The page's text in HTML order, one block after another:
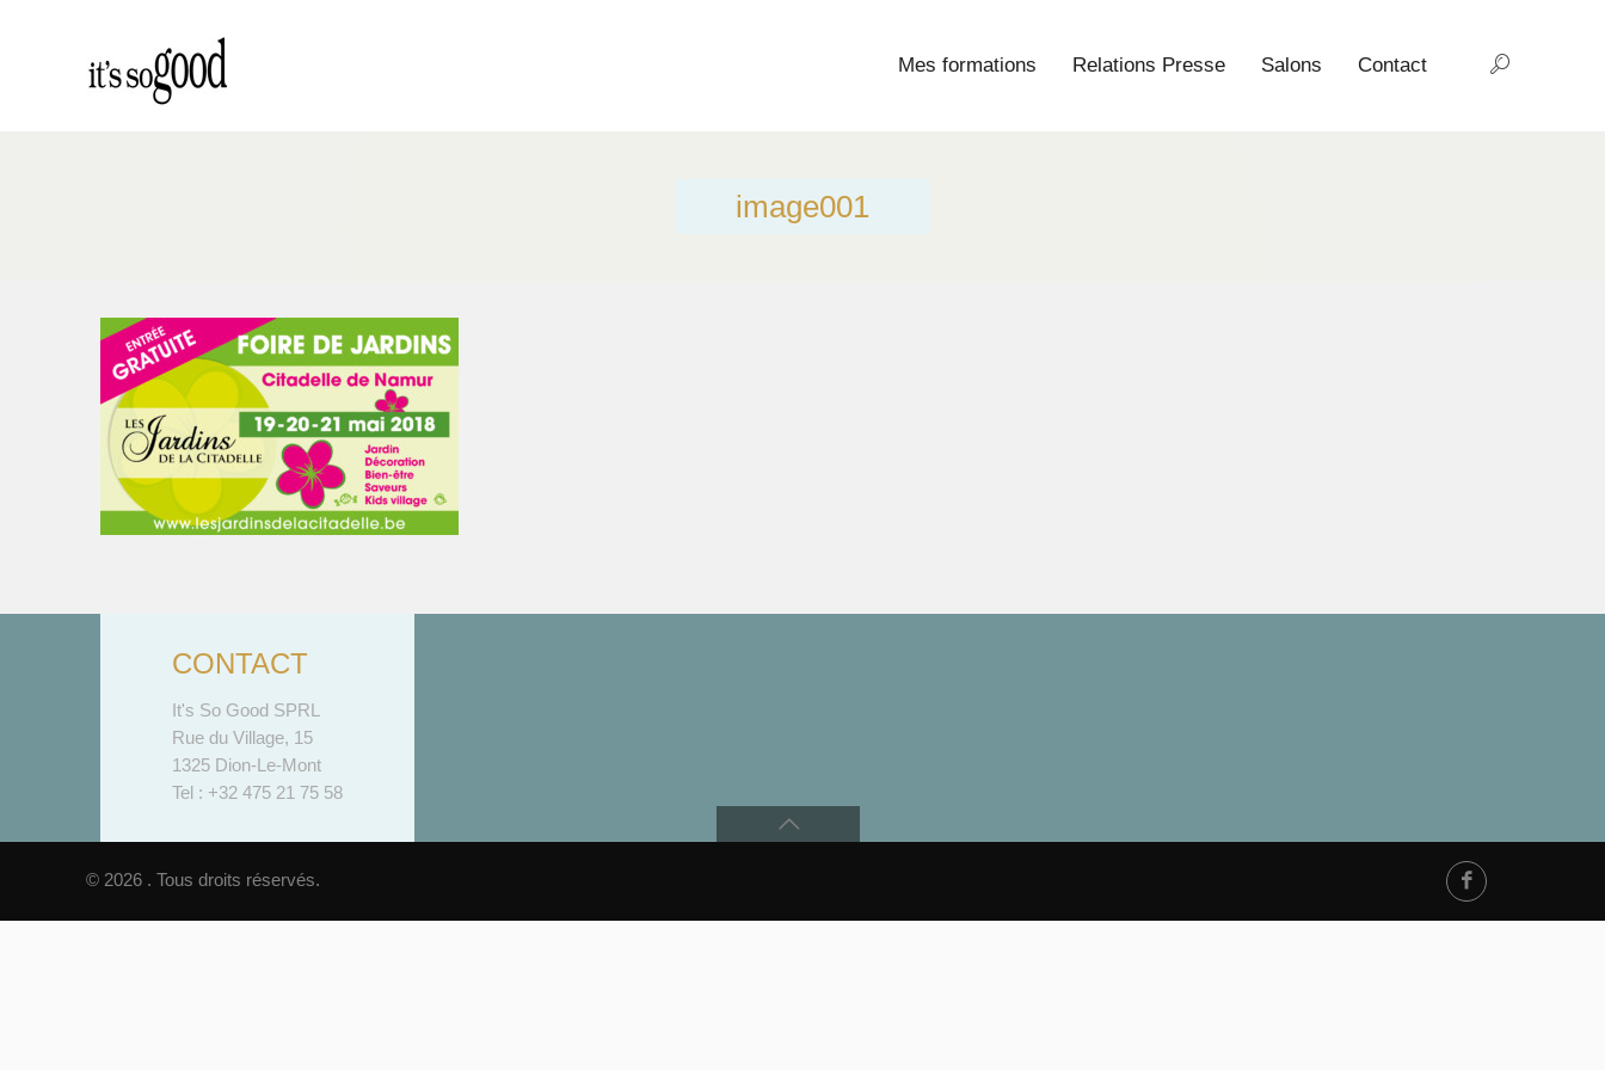
Mes formations Relations Presse Salons Contact
image001
CONTACT
It's So Good SPRL
Rue du Village, 15
1325 Dion-Le-Mont
Tel : +32 475 21 75 58
© 2026 . Tous droits réservés.